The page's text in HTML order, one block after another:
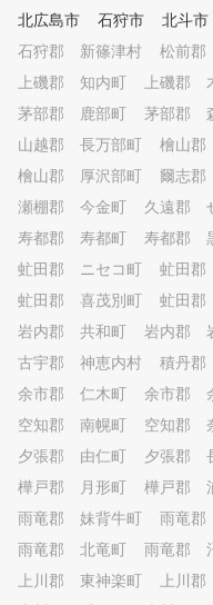
北広島市
石狩市 北斗市
石狩郡 新篠津村
松前
上磯郡 知内町
上磯郡
茅部郡 鹿部町
茅部郡
山越郡 長万部町
檜山
檜山郡 厚沢部町
爾志
瀬棚郡 今金町
久遠郡
寿都郡 寿都町
寿都郡
虻田郡 ニセコ町
虻田
虻田郡 喜茂別町
虻田
岩内郡 共和町
岩内郡
古宇郡 神恵内村
積丹
余市郡 仁木町
余市郡
空知郡 南幌町
空知郡
夕張郡 由仁町
夕張郡
樺戸郡 月形町
樺戸郡
雨竜郡 妹背牛町
雨竜
雨竜郡 北竜町
雨竜郡
上川郡 東神楽町
上川